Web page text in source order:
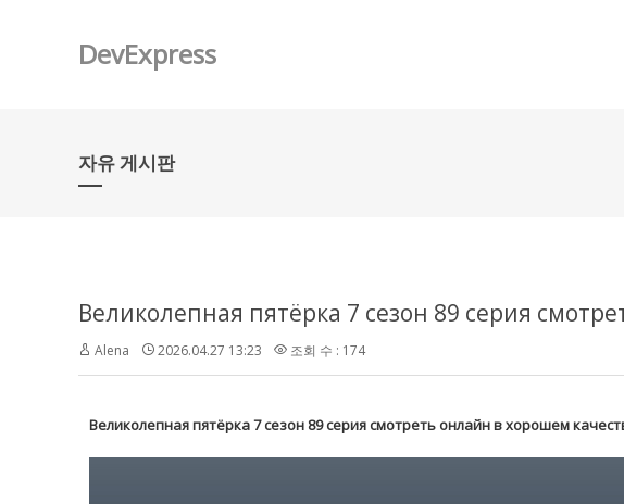
DevExpress
자유 게시판
Alena 2026.04.27 13:23 조회 수 : 174
Великолепная пятёрка 7 сезон 89 серия смотреть онлайн в хорошем